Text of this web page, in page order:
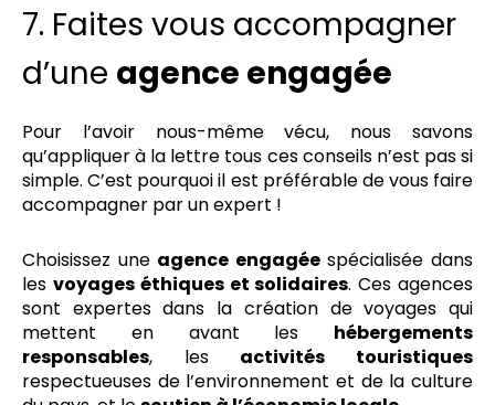
7. Faites vous accompagner
d’une agence engagée
Pour l’avoir nous-même vécu, nous savons
qu’appliquer à la lettre tous ces conseils n’est pas si
simple. C’est pourquoi il est préférable de vous faire
accompagner par un expert !
Choisissez une agence engagéespécialisée dans
les voyages éthiques et solidaires. Ces agences
sont expertes dans la création de voyages qui
mettent en avant les hébergements
responsables, les activités touristiques
respectueuses de l’environnement et de la culture